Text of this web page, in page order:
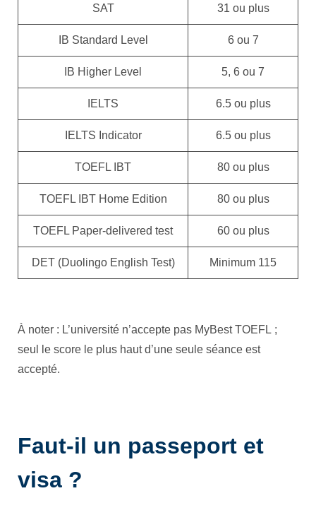
SAT 31 ou plus
IB Standard Level 6 ou 7
IB Higher Level 5, 6 ou 7
IELTS 6.5 ou plus
IELTS Indicator 6.5 ou plus
TOEFL IBT 80 ou plus
TOEFL IBT Home Edition 80 ou plus
TOEFL Paper-delivered test 60 ou plus
DET (Duolingo English Test) Minimum 115
À noter : L’université n’accepte pas MyBest TOEFL ;
seul le score le plus haut d’une seule séance est
accepté.
Faut-il un passeport et
visa ?